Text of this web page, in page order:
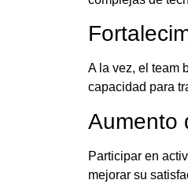
A la vez, el team
capacidad para
Aumento
Participar en
mejorar su